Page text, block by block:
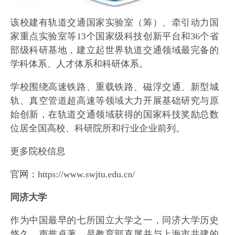
该校建有轨道交通国家实验室（筹）、牵引动力国
家重点实验室等13个国家级科技创新平台和36个省
部级科研基地，建立起世界轨道交通领域最完备的
学科体系、人才体系和科研体系。
学校围绕高速铁路、重载铁路、磁浮交通、新型城
轨、真空管道超高速等领域大力开展基础研究与原
始创新，在轨道交通领域获得的国家科技奖励总数
位居全国高校、科研院所和行业企业前列。
更多院校信息
官网：https://www.swjtu.edu.cn/
同济大学
作为中国最早的七所国立大学之一，同济大学历史